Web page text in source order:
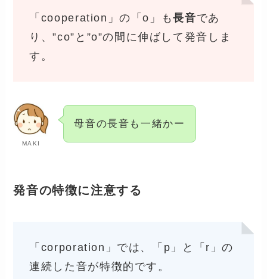
「cooperation」の「o」も長音であ
り、”co”と”o”の間に伸ばして発音しま
す。
MAKI
母音の長音も一緒かー
発音の特徴に注意する
「corporation」では、「p」と「r」の
連続した音が特徴的です。